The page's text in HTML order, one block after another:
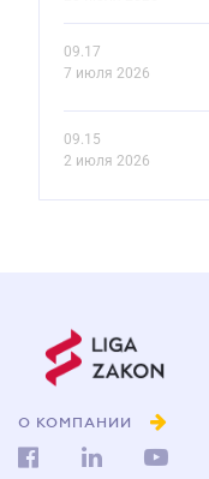
09.17
7 июля 2026
09.15
2 июля 2026
О КОМПАНИИ